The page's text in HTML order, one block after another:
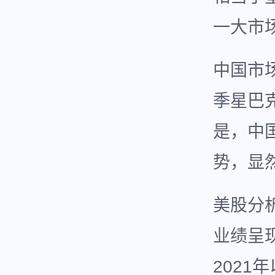
一大市
中国市
季星巴
是，中
势，显
美股分
业绩呈
2021年